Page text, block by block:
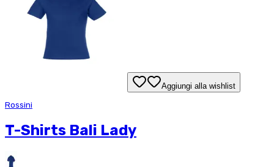
Aggiungi alla wishlist
Rossini
T-Shirts Bali Lady